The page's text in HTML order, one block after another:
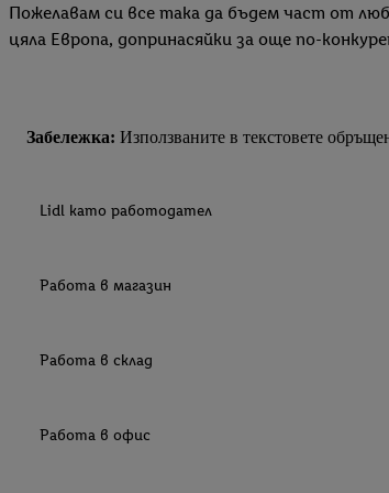
Пожелавам си все така да бъдем част от
цяла Европа, допринасяйки за още по-
Забележка: Използваните в текстовете
Lidl като работодател
Работа в магазин
Работа в склад
Работа в офис